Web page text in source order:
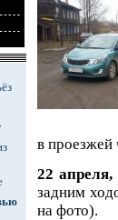
в проезжей
22 апреля,
задним
на фото).